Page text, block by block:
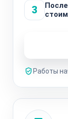
3
Работы